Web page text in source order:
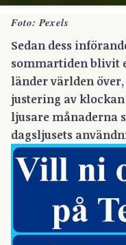
Foto: Pexels
Sedan dess
sommartiden blivit
länder världen
justering av
ljusare månaderna
dagsljusets